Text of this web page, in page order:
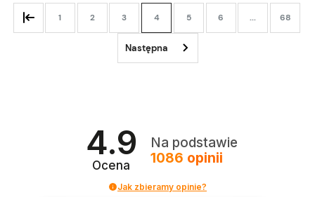
1 2 3 4 5 6 ... 68
4.9
Ocena
Na podstawie
1086 opinii
Jak zbieramy opinie?